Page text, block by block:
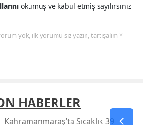
okumuş ve kabul etmiş sayılırsınız
yok, ilk yorumu siz yazın, tartışalım *
HABERLER
Kahramanmaraş’ta Sıcaklık 39